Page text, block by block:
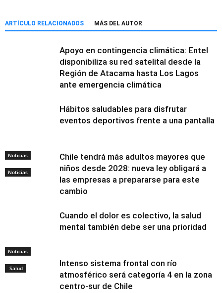
ARTÍCULO RELACIONADOS MÁS DEL AUTOR
Noticias
Apoyo en contingencia climática: Entel
disponibiliza su red satelital desde la
Región de Atacama hasta Los Lagos
ante emergencia climática
Noticias
Hábitos saludables para disfrutar
eventos deportivos frente a una pantalla
Noticias
Chile tendrá más adultos mayores que
niños desde 2028: nueva ley obligará a
las empresas a prepararse para este
cambio
Salud
Cuando el dolor es colectivo, la salud
mental también debe ser una prioridad
Intenso sistema frontal con río
atmosférico será categoría 4 en la zona
centro-sur de Chile